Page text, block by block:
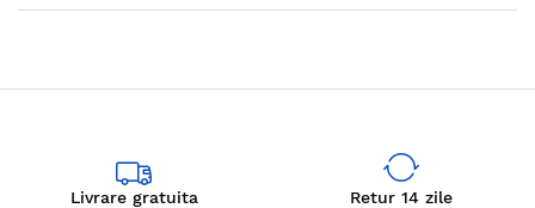
Livrare gratuita
Retur 14 zile